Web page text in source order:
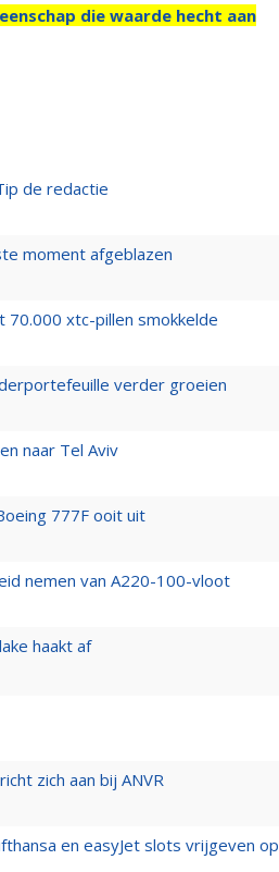
die waarde hecht aan
de redactie
moment afgeblazen
70.000 xtc-pillen smokkelde
verder groeien
naar Tel Aviv
777F ooit uit
nemen van A220-100-vloot
haakt af
zich aan bij ANVR
en easyJet slots vrijgeven op